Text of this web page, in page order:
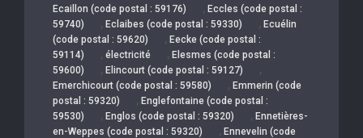
Ecaillon (code postal : 59176) , Eccles (code postal :
59740)
, Eclaibes (code postal : 59330) , Ecuélin
(code postal : 59620)
, Eecke (code postal :
59114)
, électricité , Elesmes (code postal :
59600)
, Elincourt (code postal : 59127) ,
Emerchicourt (code postal : 59580) , Emmerin (code
postal : 59320)
, Englefontaine (code postal :
59530)
, Englos (code postal : 59320) , Ennetières-
en-Weppes (code postal : 59320)
, Ennevelin (code